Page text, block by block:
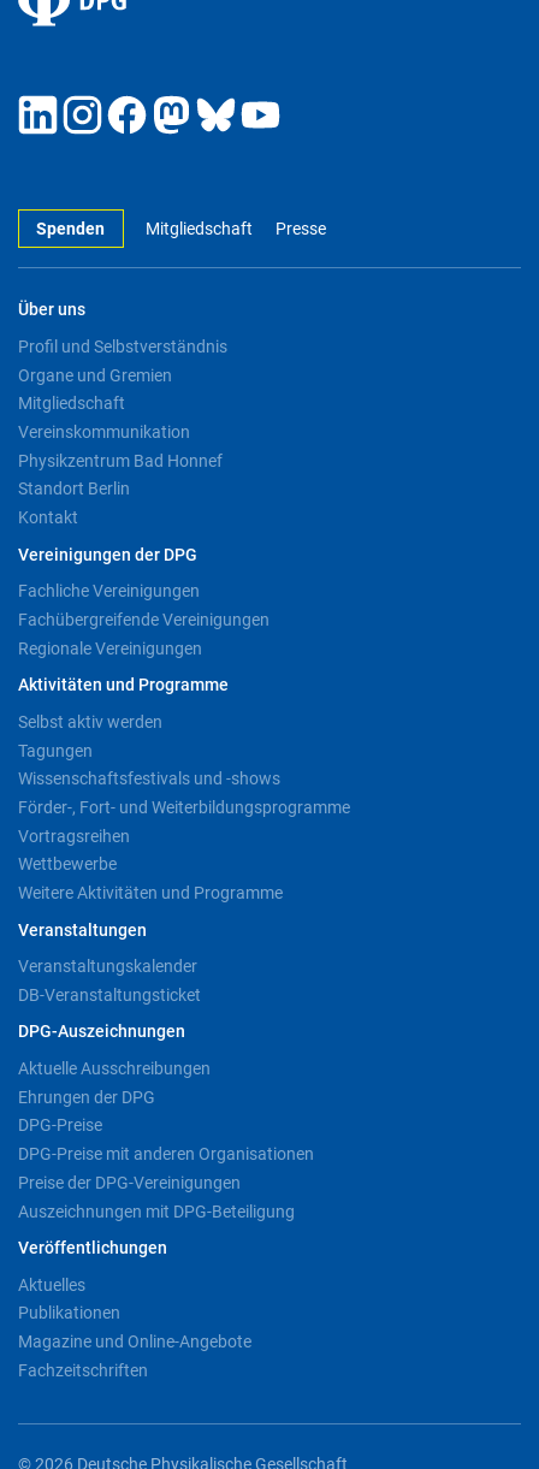
Spenden Mitgliedschaft Presse
Über uns
Profil und Selbstverständnis
Organe und Gremien
Mitgliedschaft
Vereinskommunikation
Physikzentrum Bad Honnef
Standort Berlin
Kontakt
Vereinigungen der DPG
Fachliche Vereinigungen
Fachübergreifende Vereinigungen
Regionale Vereinigungen
Aktivitäten und Programme
Selbst aktiv werden
Tagungen
Wissenschaftsfestivals und -shows
Förder-, Fort- und Weiterbildungsprogramme
Vortragsreihen
Wettbewerbe
Weitere Aktivitäten und Programme
Veranstaltungen
Veranstaltungskalender
DB-Veranstaltungsticket
DPG-Auszeichnungen
Aktuelle Ausschreibungen
Ehrungen der DPG
DPG-Preise
DPG-Preise mit anderen Organisationen
Preise der DPG-Vereinigungen
Auszeichnungen mit DPG-Beteiligung
Veröffentlichungen
Aktuelles
Publikationen
Magazine und Online-Angebote
Fachzeitschriften
© 2026 Deutsche Physikalische Gesellschaft